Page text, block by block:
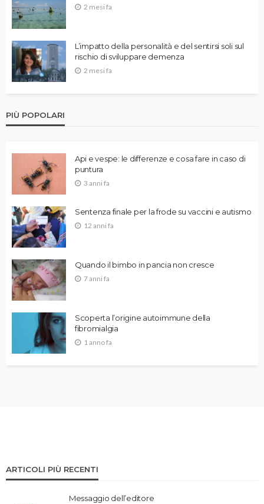
2 mesi fa
L’impatto della personalità e del sentirsi soli sul
rischio di sviluppare demenza
2 mesi fa
PIÙ POPOLARI
Api e vespe: le differenze e cosa fare in caso di
puntura
3 anni fa
Sentenza finale per la frode su vaccini e autismo
12 anni fa
Quando il bimbo in pancia non cresce
7 anni fa
Scoperta l’origine autoimmune della
fibromialgia
1 anno fa
ARTICOLI PIÙ RECENTI
Messaggio dell’editore